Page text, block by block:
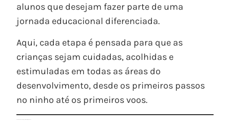
alunos que desejam fazer parte de uma
jornada educacional diferenciada.
Aqui, cada etapa é pensada para que as
crianças sejam cuidadas, acolhidas e
estimuladas em todas as áreas do
desenvolvimento, desde os primeiros passos
no ninho até os primeiros voos.